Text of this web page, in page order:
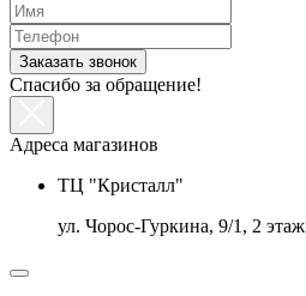
Заказать звонок
Спасибо за обращение!
Адреса магазинов
ТЦ "Кристалл"
ул. Чорос-Гуркина, 9/1, 2 этаж